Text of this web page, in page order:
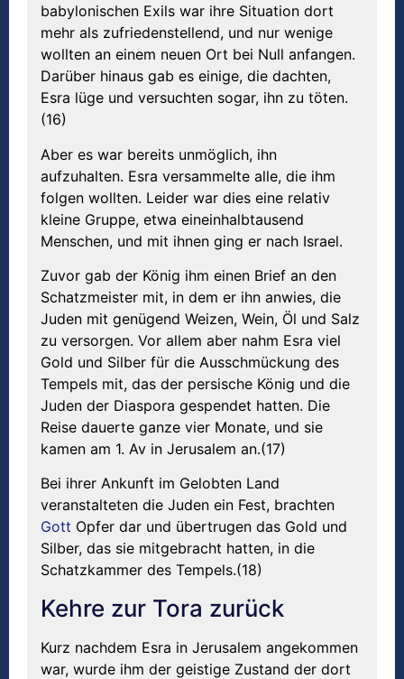
babylonischen Exils war ihre Situation dort
mehr als zufriedenstellend, und nur wenige
wollten an einem neuen Ort bei Null anfangen.
Darüber hinaus gab es einige, die dachten,
Esra lüge und versuchten sogar, ihn zu töten.
(16)
Aber es war bereits unmöglich, ihn
aufzuhalten. Esra versammelte alle, die ihm
folgen wollten. Leider war dies eine relativ
kleine Gruppe, etwa eineinhalbtausend
Menschen, und mit ihnen ging er nach Israel.
Zuvor gab der König ihm einen Brief an den
Schatzmeister mit, in dem er ihn anwies, die
Juden mit genügend Weizen, Wein, Öl und Salz
zu versorgen. Vor allem aber nahm Esra viel
Gold und Silber für die Ausschmückung des
Tempels mit, das der persische König und die
Juden der Diaspora gespendet hatten. Die
Reise dauerte ganze vier Monate, und sie
kamen am 1. Av in Jerusalem an.(17)
Bei ihrer Ankunft im Gelobten Land
veranstalteten die Juden ein Fest, brachten
Gott Opfer dar und übertrugen das Gold und
Silber, das sie mitgebracht hatten, in die
Schatzkammer des Tempels.(18)
Kehre zur Tora zurück
Kurz nachdem Esra in Jerusalem angekommen
war, wurde ihm der geistige Zustand der dort